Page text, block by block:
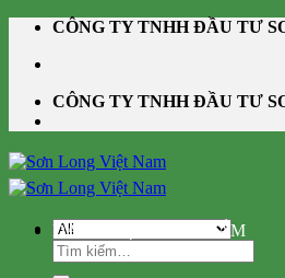
Skip
content
CÔNG TY TNHH ĐẦU TƯ
CÔNG TY TNHH ĐẦU TƯ
Tìm
kiếm:
DANH MỤC SẢN PHẨM